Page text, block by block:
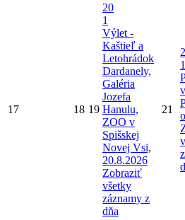
17 18 19
20
1
Výlet -
Kaštieľ a
Letohrádok
Dardanely,
Galéria
Jozefa
Hanulu,
ZOO v
Spišskej
Novej Vsi,
20.8.2026
Zobraziť
všetky
záznamy z
dňa
21
1